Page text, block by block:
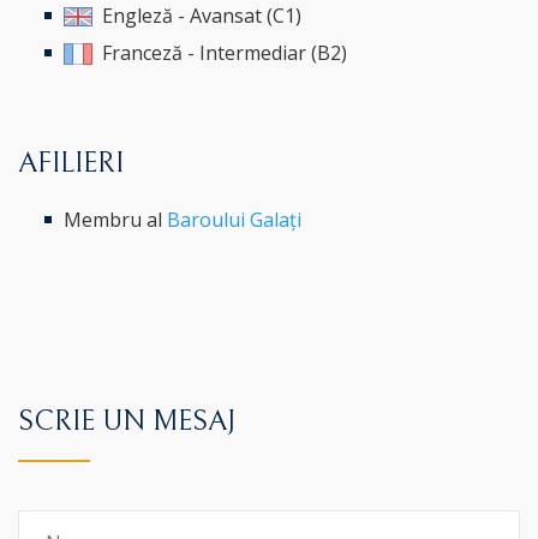
Engleză - Avansat (C1)
Franceză - Intermediar (B2)
AFILIERI
Membru al Baroului Galați
SCRIE UN MESAJ